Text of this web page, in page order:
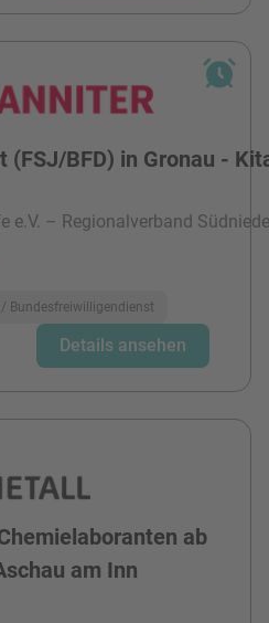
(FSJ/BFD) in Gronau -
e.V. – Regionalverband
Bundesfreiwilligendienst
Details ansehen
ab
am Inn